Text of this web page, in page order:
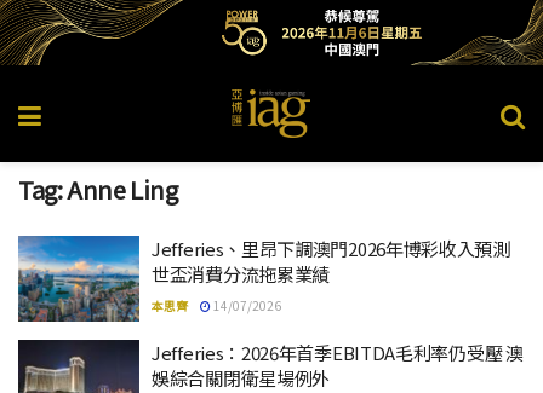
Tag:Anne Ling
Jefferies、里昂下調澳門2026年博彩收入預測
世盃消費分流拖累業績
本思齊 14/07/2026
Jefferies：2026年首季EBITDA毛利率仍受壓 澳
娛綜合關閉衛星場例外